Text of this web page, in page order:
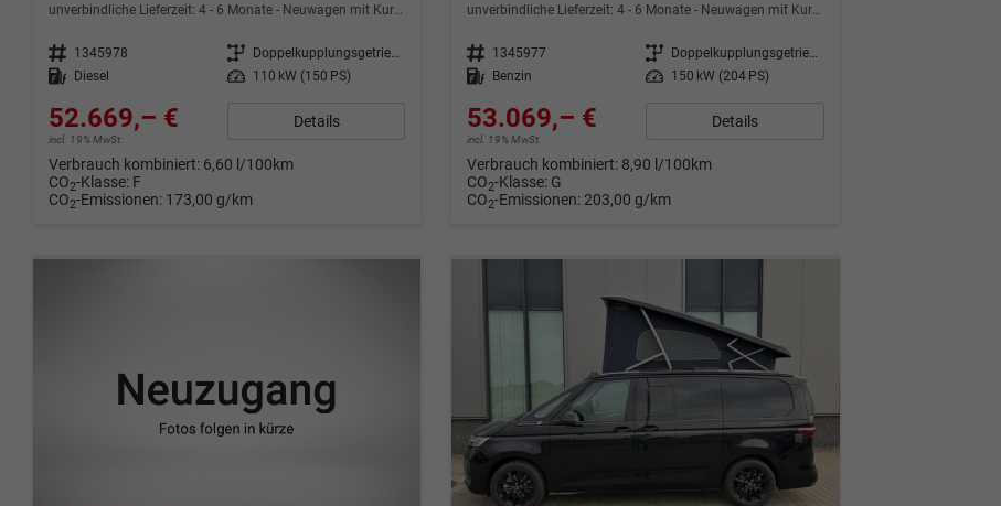
unverbindliche Lieferzeit: 4 - 6 Monate Neuwagen mit Kurzzeitzulassung
Fahrzeugnr. 1345978 Getriebe
Doppelkupplungsgetriebe (DSG)
Kraftstoff
Diesel Leistung 110 kW (150 PS)
52.669,– €
incl. 19% MwSt.
Details
Verbrauch kombiniert: 6,60 l/100km
CO2-Klasse: F
CO2-Emissionen: 173,00 g/km
unverbindliche Lieferzeit: 4 - 6 Monate Neuwagen mit Kurzzeitzulassung
Fahrzeugnr. 1345977 Getriebe
Doppelkupplungsgetriebe (DSG)
Kraftstoff
Benzin Leistung 150 kW (204 PS)
53.069,– €
incl. 19% MwSt.
Details
Verbrauch kombiniert: 8,90 l/100km
CO2-Klasse: G
CO2-Emissionen: 203,00 g/km